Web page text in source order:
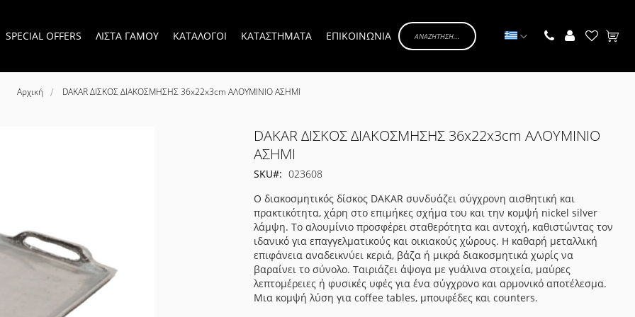
SPECIAL OFFERS ΛΙΣΤΑ ΓΑΜΟΥ ΚΑΤΑΛΟΓΟΙ ΚΑΤΑΣΤΗΜΑΤΑ ΕΠΙΚΟΙΝΩΝΙΑ
Γλώσσα
Αρχική DAKAR ΔΙΣΚΟΣ ΔΙΑΚΟΣΜΗΣΗΣ 36x22x3cm ΑΛΟΥΜΙΝΙΟ ΑΣΗΜΙ
DAKAR ΔΙΣΚΟΣ ΔΙΑΚΟΣΜΗΣΗΣ 36x22x3cm ΑΛΟΥΜΙΝΙΟ
ΑΣΗΜΙ
SKU
023608
Ο διακοσμητικός δίσκος DAKAR συνδυάζει σύγχρονη αισθητική και
πρακτικότητα, χάρη στο επιμήκες σχήμα του και την κομψή nickel silver
λάμψη. Το αλουμίνιο προσφέρει σταθερότητα και αντοχή, καθιστώντας τον
ιδανικό για επαγγελματικούς και οικιακούς χώρους. Η καθαρή μεταλλική
επιφάνεια αναδεικνύει κεριά, βάζα ή μικρά διακοσμητικά χωρίς να
βαραίνει το σύνολο. Ταιριάζει άψογα με γυάλινα στοιχεία, μαύρες
λεπτομέρειες ή φυσικές υφές για ένα σύγχρονο και αρμονικό αποτέλεσμα.
Μια κομψή λύση για coffee tables, μπουφέδες και counters.